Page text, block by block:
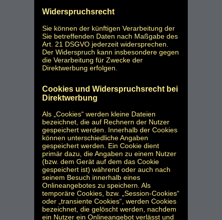
Widerspruchsrecht
Sie können der künftigen Verarbeitung der
Sie betreffenden Daten nach Maßgabe des
Art. 21 DSGVO jederzeit widersprechen.
Der Widerspruch kann insbesondere gegen
die Verarbeitung für Zwecke der
Direktwerbung erfolgen.
Cookies und Widerspruchsrecht bei
Direktwerbung
Als „Cookies“ werden kleine Dateien
bezeichnet, die auf Rechnern der Nutzer
gespeichert werden. Innerhalb der Cookies
können unterschiedliche Angaben
gespeichert werden. Ein Cookie dient
primär dazu, die Angaben zu einem Nutzer
(bzw. dem Gerät auf dem das Cookie
gespeichert ist) während oder auch nach
seinem Besuch innerhalb eines
Onlineangebotes zu speichern. Als
temporäre Cookies, bzw. „Session-Cookies“
oder „transiente Cookies“, werden Cookies
bezeichnet, die gelöscht werden, nachdem
ein Nutzer ein Onlineangebot verlässt und